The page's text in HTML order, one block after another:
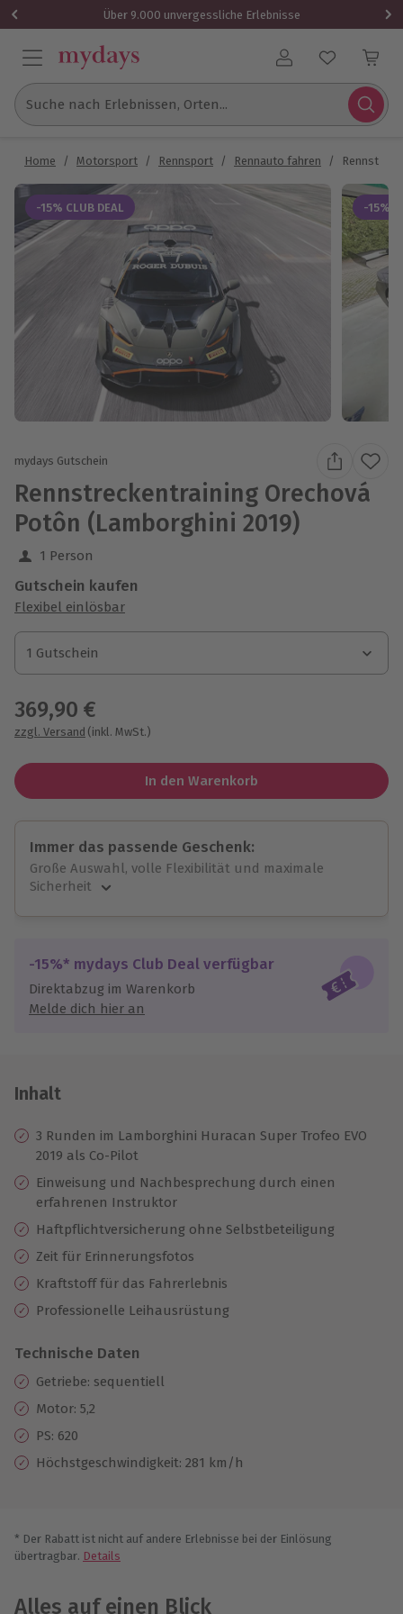
Über 9.000 unvergessliche Erlebnisse
Benutzerkonto
Suche nach Erlebnissen, Orten...
Home / Motorsport / Rennsport / Rennauto fahren /
-15% CLUB DEAL -15%
mydays Gutschein
Rennstreckentraining Orechová
Potôn (Lamborghini 2019)
1 Person
Gutschein kaufen
Flexibel einlösbar
1 Gutschein
1 Gutschein
1 Gutschein
369,90 €
zzgl. Versand (inkl. MwSt.)
In den Warenkorb
Immer das passende Geschenk:
Große Auswahl, volle Flexibilität und maximale
Sicherheit
Jeder Gutschein für alle Erlebnisse einlösbar.
Maximale Sicherheit
10 Jahre gültig & verlängerbar.
-15%* mydays Club Deal verfügbar
Direktabzug im Warenkorb
Melde dich hier an
Inhalt
3 Runden im Lamborghini Huracan Super Trofeo EVO
2019 als Co-Pilot
Einweisung und Nachbesprechung durch einen
erfahrenen Instruktor
Haftpflichtversicherung ohne Selbstbeteiligung
Zeit für Erinnerungsfotos
Kraftstoff für das Fahrerlebnis
Professionelle Leihausrüstung
Technische Daten
Getriebe: sequentiell
Motor: 5,2
PS: 620
Höchstgeschwindigkeit: 281 km/h
* Der Rabatt ist nicht auf andere Erlebnisse bei der Einlösung
übertragbar. Details
Alles auf einen Blick